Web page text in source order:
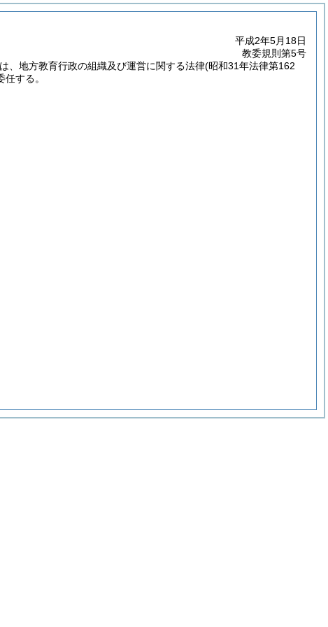
平成2年5月18日
教委規則第5号
、地方教育行政の組織及び運営に関する法律(昭和31年法律第162
する。